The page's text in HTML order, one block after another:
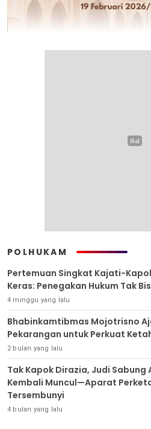
POLHUKAM
Pertemuan Singkat Kajati-
Keras: Penegakan Hukum Tak
4 minggu yang lalu
Bhabinkamtibmas Mojotrisno
Pekarangan untuk Perkuat
2 bulan yang lalu
Tak Kapok Dirazia, Judi Sabung
Kembali Muncul—Aparat
Tersembunyi
4 bulan yang lalu